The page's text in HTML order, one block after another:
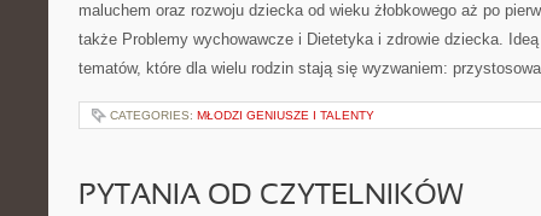
maluchem oraz rozwoju dziecka od wieku żłobkowego aż po
także Problemy wychowawcze i Dietetyka i zdrowie dziecka.
tematów, które dla wielu rodzin stają się wyzwaniem:
CATEGORIES: MŁODZI GENIUSZE I TALENTY
PYTANIA OD CZYTELNIKÓW